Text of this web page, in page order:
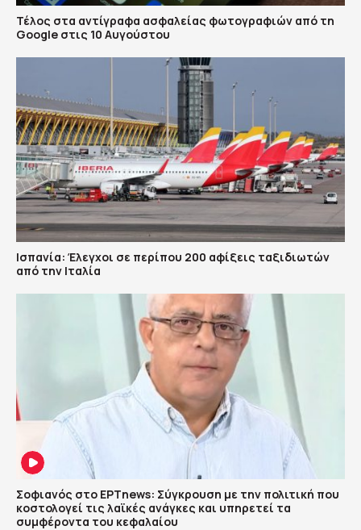
Τέλος στα αντίγραφα ασφαλείας φωτογραφιών από τη
Google στις 10 Αυγούστου
Ισπανία: Έλεγχοι σε περίπου 200 αφίξεις ταξιδιωτών
από την Ιταλία
Σοφιανός στο ΕΡΤnews: Σύγκρουση με την πολιτική που
κοστολογεί τις λαϊκές ανάγκες και υπηρετεί τα
συμφέροντα του κεφαλαίου